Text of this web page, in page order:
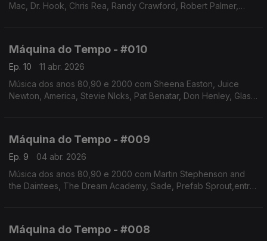
Mac, Dr. Hook, Chris Rea, Randy Crawford, Robert Palmer,
Máquina do Tempo - #010
Ep. 10
11 abr. 2026
Música dos anos 80,90 e 2000 com Sheena Easton, Juice
Newton, America, Stevie NIcks, Pat Benatar, Don Henley, Glass
Máquina do Tempo - #009
Ep. 9
04 abr. 2026
Música dos anos 80,90 e 2000 com Martin Stephenson and
the Daintees, The Dream Academy, Sade, Prefab Sprout,entre
Máquina do Tempo - #008